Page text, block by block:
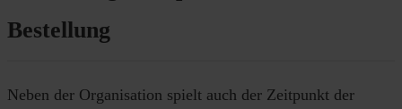
Bestellung
Neben der Organisation spielt auch der Zeitpunkt der